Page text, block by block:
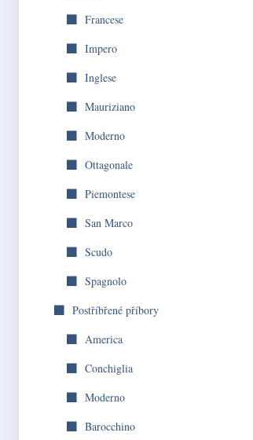
Francese
Impero
Inglese
Mauriziano
Moderno
Ottagonale
Piemontese
San Marco
Scudo
Spagnolo
Postříbřené příbory
America
Conchiglia
Moderno
Barocchino